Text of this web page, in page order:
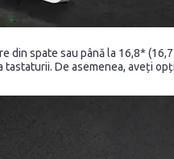
spate sau până la 16,8*
De asemenea, aveți